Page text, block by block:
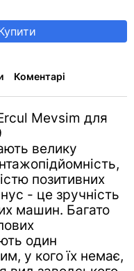
Коментарі
Ercul Mevsim для
велику
позитивних
- це зручність
машин. Багато
один
у кого їх немає,